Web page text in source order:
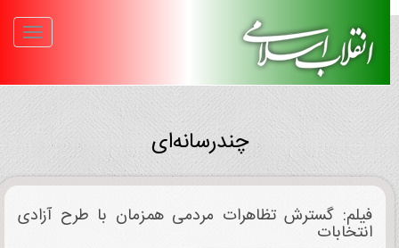
چندرسانه‌ای
فیلم: گسترش تظاهرات مردمی همزمان با طرح آزادی
انتخابات